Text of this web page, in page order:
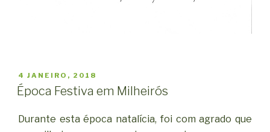
PUBLICADO
EM
4 JANEIRO, 2018
Época Festiva em Milheirós
Durante esta época natalícia, foi com agrado que